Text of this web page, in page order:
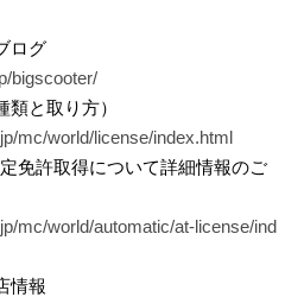
ログ
bigscooter/
と取り方）
mc/world/license/index.html
免許取得について詳細情報のご
mc/world/automatic/at-license/ind
情報